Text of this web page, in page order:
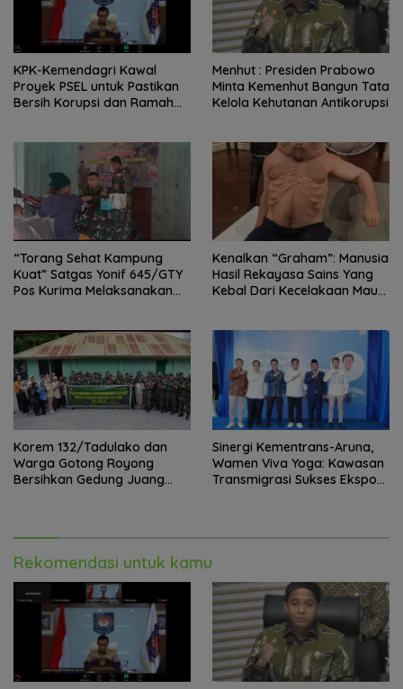
KPK-Kemendagri Kawal
Proyek PSEL untuk Pastikan
Bersih Korupsi dan Ramah
Menhut : Presiden Prabowo
Minta Kemenhut Bangun Tata
Kelola Kehutanan Antikorupsi
“Torang Sehat Kampung
Kuat” Satgas Yonif 645/GTY
Pos Kurima Melaksanakan
Kenalkan “Graham”: Manusia
Hasil Rekayasa Sains Yang
Kebal Dari Kecelakaan Maut
Korem 132/Tadulako dan
Warga Gotong Royong
Bersihkan Gedung Juang
Sinergi Kementrans-Aruna,
Wamen Viva Yoga: Kawasan
Transmigrasi Sukses Ekspor
Rekomendasi untuk kamu